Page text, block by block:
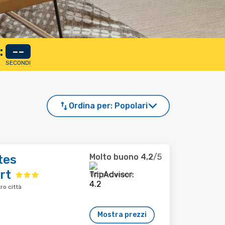
: --
SECONDI
Ordina per: Popolari
città
Molto buono 4,2/5
1131 recensioni
Mostra prezzi